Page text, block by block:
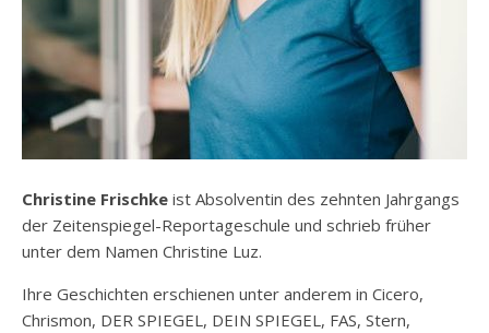
Christine Frischke ist Absolventin des zehnten Jahrgangs
der Zeitenspiegel-Reportageschule und schrieb früher
unter dem Namen Christine Luz.
Ihre Geschichten erschienen unter anderem in Cicero,
Chrismon, DER SPIEGEL, DEIN SPIEGEL, FAS, Stern,